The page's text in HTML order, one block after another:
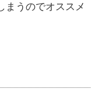
まうのでオススメ